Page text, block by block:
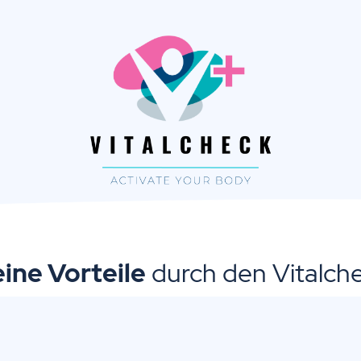
Vorteile durch den